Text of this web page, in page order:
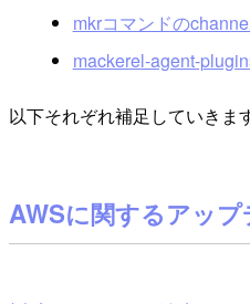
mkrコマンドの
mackerel-agent-
以下それぞれ補足していきます
AWSに関するアップ